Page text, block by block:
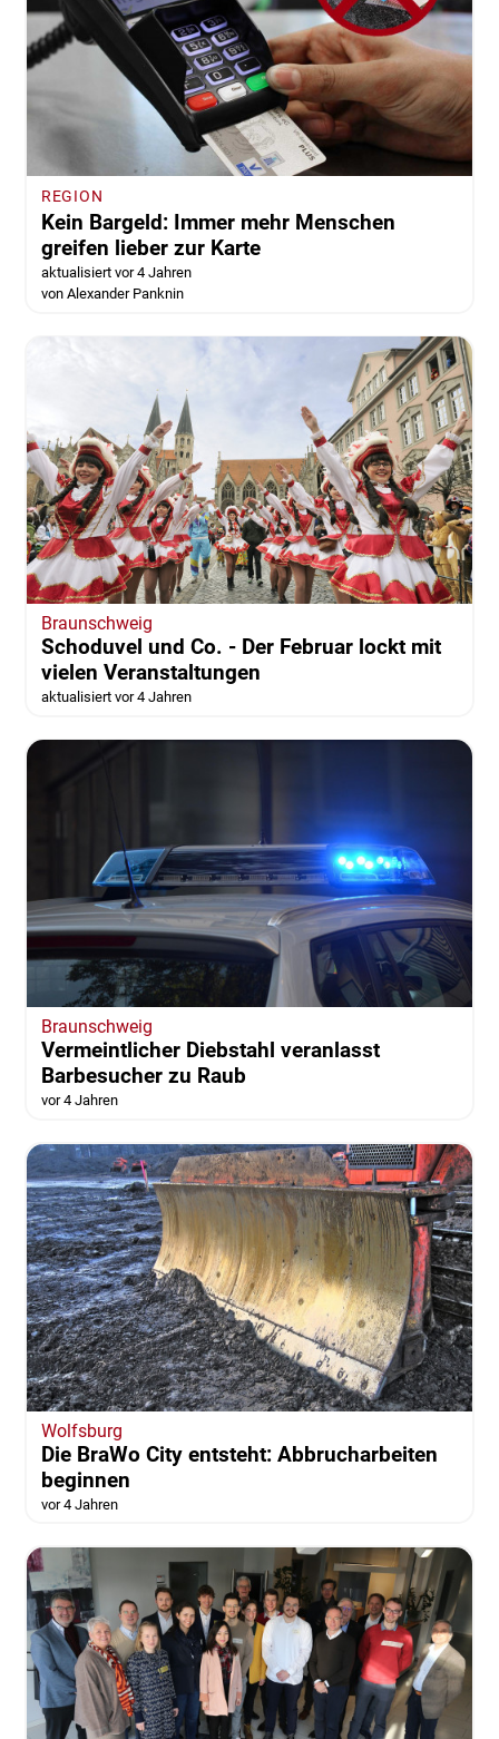
REGION
Kein Bargeld: Immer mehr Menschen
greifen lieber zur Karte
aktualisiert vor 4 Jahren
von Alexander Panknin
Braunschweig
Schoduvel und Co. - Der Februar lockt mit
vielen Veranstaltungen
aktualisiert vor 4 Jahren
Braunschweig
Vermeintlicher Diebstahl veranlasst
Barbesucher zu Raub
vor 4 Jahren
Wolfsburg
Die BraWo City entsteht: Abbrucharbeiten
beginnen
vor 4 Jahren